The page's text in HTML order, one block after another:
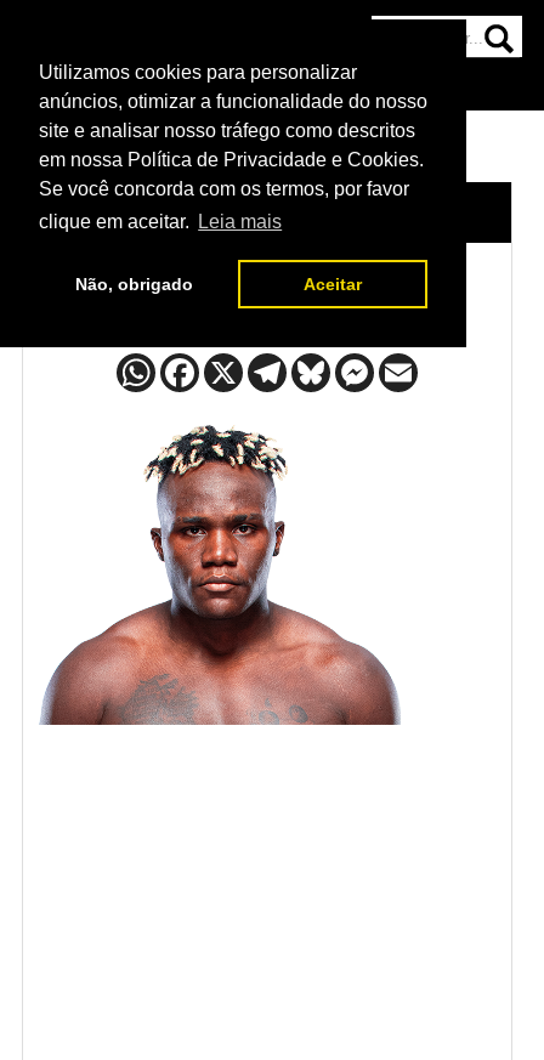
Utilizamos cookies para personalizar
anúncios, otimizar a funcionalidade do nosso
site e analisar nosso tráfego como descritos
em nossa Política de Privacidade e Cookies.
Se você concorda com os termos, por favor
clique em aceitar.
Leia mais
Não, obrigado Aceitar
NOTÍCIAS
HOME LUTADORES /
Fabio Cherant